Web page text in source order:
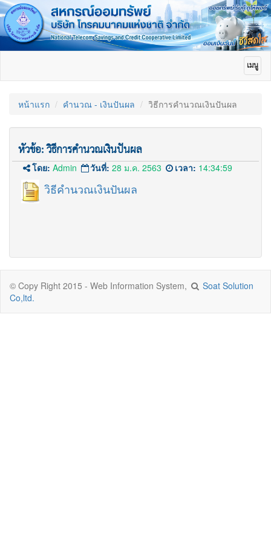
Toggle
เมนู
หน้าแรก คำนวณ - เงินปันผล วิธีการคำนวณเงินปันผล
หัวข้อ:วิธีการคำนวณเงินปันผล
โดย: Admin วันที่: 28 ม.ค. 2563 เวลา: 14:34:59
วิธีคำนวณเงินปันผล
© Copy Right 2015 - Web Information System,
Soat Solution
Co,ltd.